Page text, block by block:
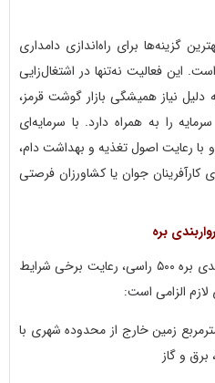
از بهترین گزینه‌ها برای راه‌اندازی دامداری
این فعالیت نه‌تنها در اشتغال‌زایی
نیاز همیشگی بازار گوشت قرمز،
را به همراه دارد. با سرمایه‌ای
رعایت اصول تغذیه و بهداشت دام،
جوان یا کشاورزان فرصتی
بره
برای شروع فعالیت در زمینه پرواربندی بره ۵۰۰ راسی، رعایت برخی شرایط
الزامی است:
۱۰۰۰ مترمربع زمین خارج از محدوده شهری با
و گاز